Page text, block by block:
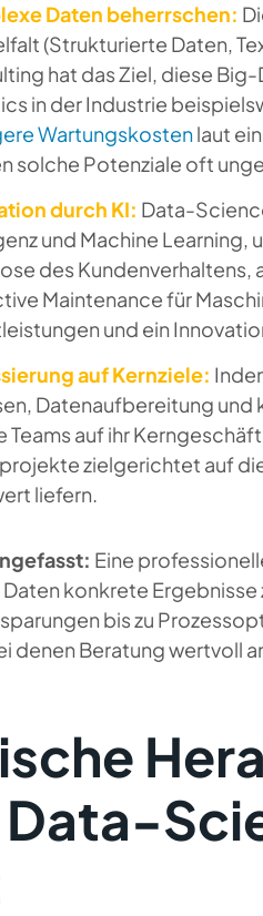
Daten beherrschen:
(Strukturierte Daten,
hat das Ziel, diese
in der Industrie
Wartungskostenlaut
solche Potenziale oft
durch KI: Data-
und Machine Learning,
des
Maintenance für
und ein
auf Kernziele:
Datenaufbereitung
Teams auf ihr
zielgerichtet auf
liefern.
Eine
konkrete
bis zu
denen Beratung wertvoll